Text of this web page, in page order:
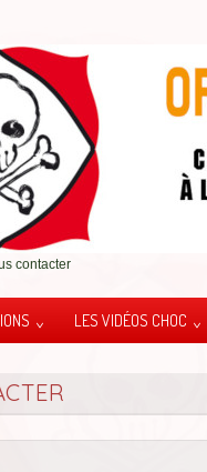
contacter
LES VIDÉOS CHOC